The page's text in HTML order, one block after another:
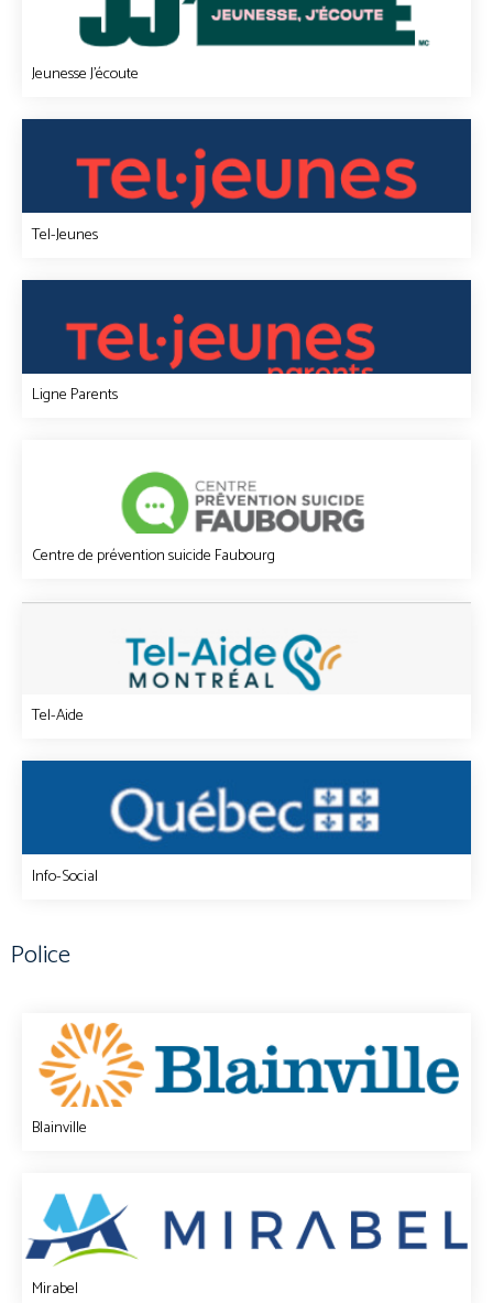
Jeunesse J'écoute
Tel-Jeunes
Ligne Parents
Centre de prévention suicide Faubourg
Tel-Aide
Info-Social
Police
Blainville
Mirabel